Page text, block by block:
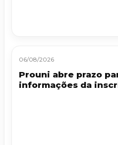
06/08/2026
Prouni abre prazo
informações da